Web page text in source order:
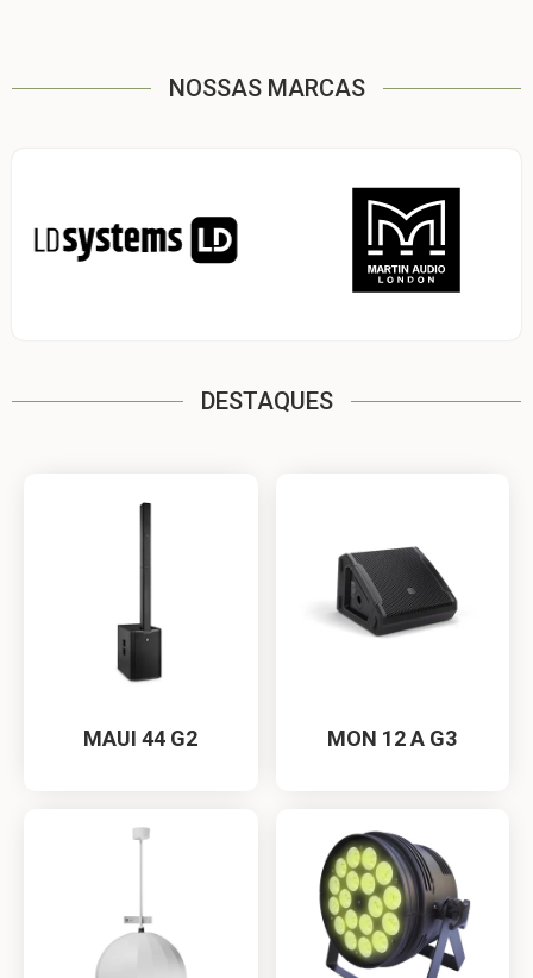
NOSSAS MARCAS
DESTAQUES
MAUI 44 G2 MON 12 A G3